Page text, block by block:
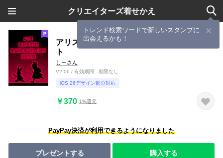
クリエイターズ着せかえ
トレンド検索ワードで新しいスタンプに
出会えるかも！
アリスシルエットブラックオンレッドライ
ト
しーさん
V2.06 / 有効期間 - 期限なし
iOS 26デザイン部分対応
￥370 1%還元
PayPay決済が利用できるようになりました
プレゼントする 購入する